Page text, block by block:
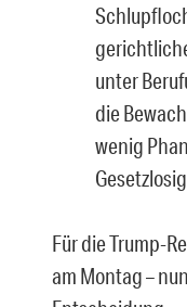
unter
die
wenig
Für die Trump-
am Montag –